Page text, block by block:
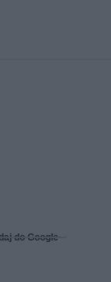
do Google